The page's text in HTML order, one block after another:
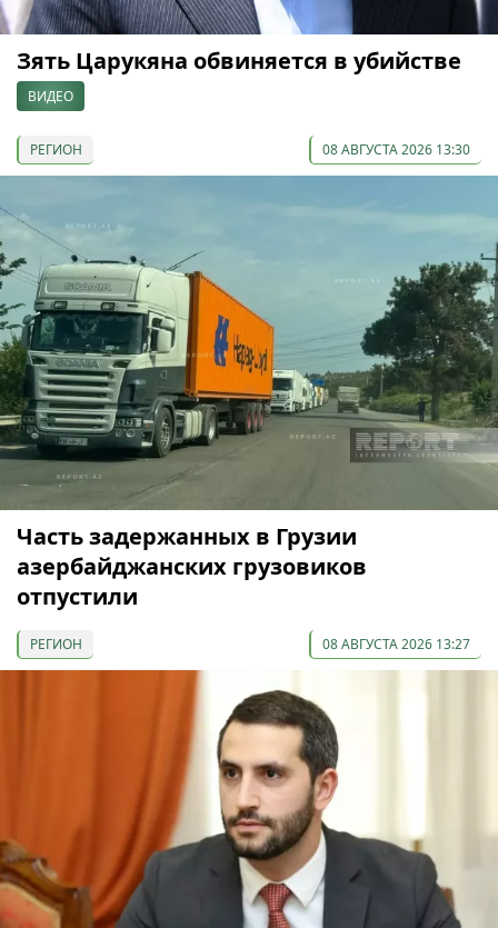
Зять Царукяна обвиняется в убийстве
ВИДЕО
РЕГИОН 08 АВГУСТА 2026 13:30
Часть задержанных в Грузии
азербайджанских грузовиков
отпустили
РЕГИОН 08 АВГУСТА 2026 13:27